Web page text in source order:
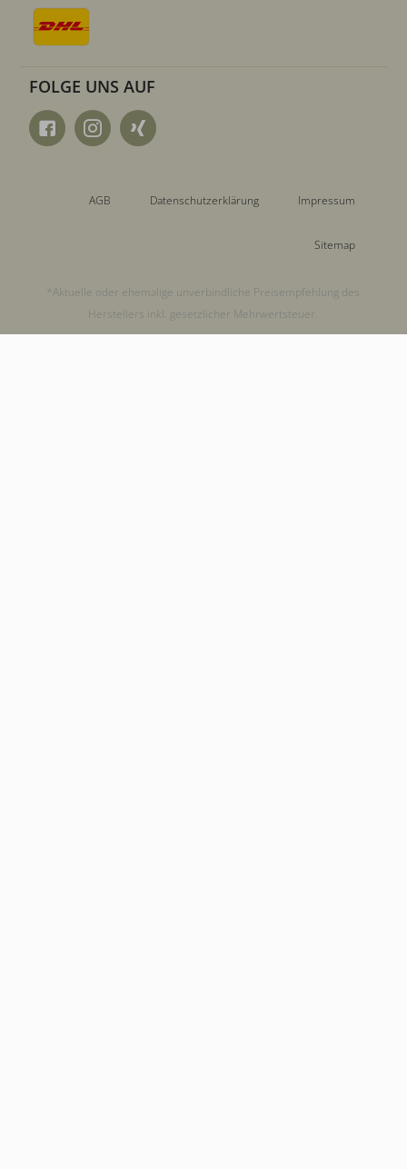
FOLGE UNS AUF
AGB Datenschutzerklärung Impressum
Sitemap
*Aktuelle oder ehemalige unverbindliche Preisempfehlung des
Herstellers inkl. gesetzlicher Mehrwertsteuer.